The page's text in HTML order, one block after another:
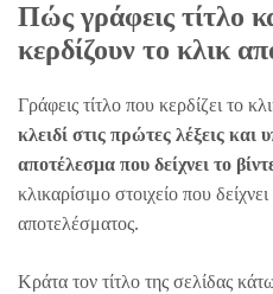
Πώς γράφεις τίτλο
κερδίζουν το κλικ
Γράφεις τίτλο που κερδίζει το
κλειδί στις πρώτες λέξεις και
αποτέλεσμα που δείχνει το
κλικαρίσιμο στοιχείο που
αποτελέσματος.
Κράτα τον τίτλο της σελίδας